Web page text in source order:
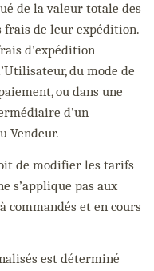
de la valeur totale des
frais de leur expédition.
d’expédition
du mode de
ou dans une
d’un
Vendeur.
de modifier les tarifs
s’applique pas aux
commandés et en cours
est déterminé